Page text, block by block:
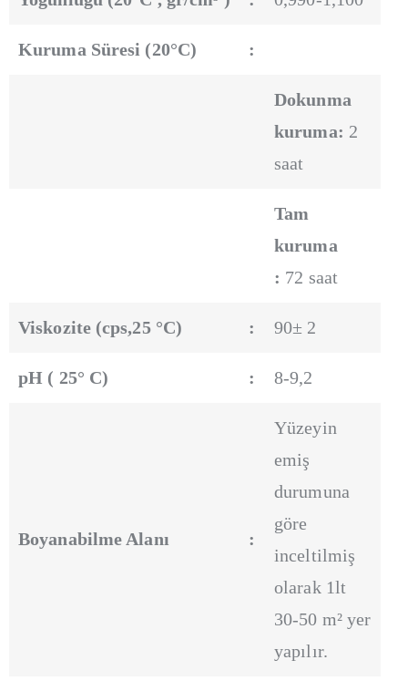
Kuruma Süresi (20°C) :
Dokunma
kuruma: 2
saat
Tam
kuruma
: 72 saat
Viskozite (cps,25 °C) : 90± 2
pH ( 25° C) : 8-9,2
Boyanabilme Alanı :
Yüzeyin
emiş
durumuna
göre
inceltilmiş
olarak 1lt
30-50 m² yer
yapılır.